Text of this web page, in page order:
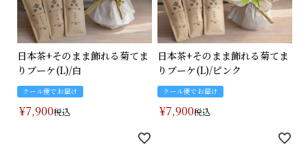
日本茶+そのまま飾れる菊てま
りブーケ(L)/白
クール便でお届け
¥7,900税込
日本茶+そのまま飾れる菊てま
りブーケ(L)/ピンク
クール便でお届け
¥7,900税込